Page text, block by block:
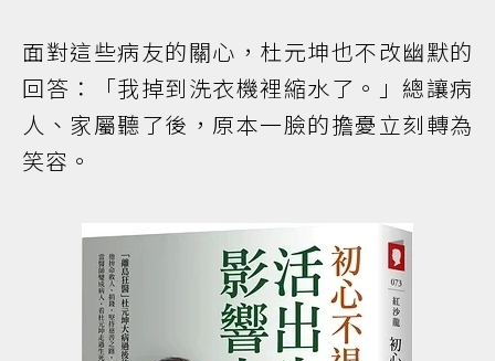
面對這些病友的關心，杜元坤也不改幽默的
回答：「我掉到洗衣機裡縮水了。」總讓病
人、家屬聽了後，原本一臉的擔憂立刻轉為
笑容。